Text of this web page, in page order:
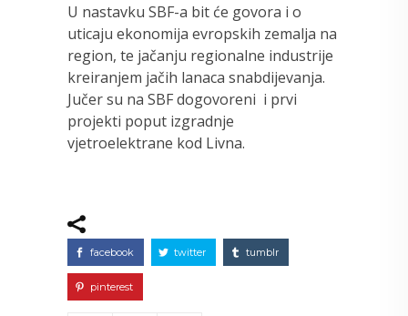
U nastavku SBF-a bit će govora i o
uticaju ekonomija evropskih zemalja na
region, te jačanju regionalne industrije
kreiranjem jačih lanaca snabdijevanja.
Jučer su na SBF dogovoreni i prvi
projekti poput izgradnje
vjetroelektrane kod Livna.
facebook twitter tumblr
pinterest